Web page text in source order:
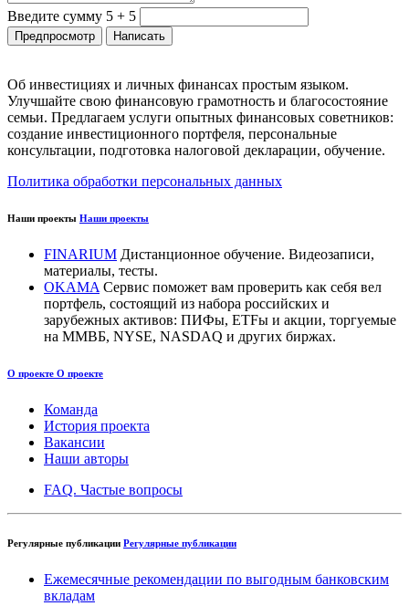
Введите сумму 5 + 5
Об инвестициях и личных финансах простым языком.
Улучшайте свою финансовую грамотность и благосостояние
семьи. Предлагаем услуги опытных финансовых советников:
создание инвестиционного портфеля, персональные
консультации, подготовка налоговой декларации, обучение.
Политика обработки персональных данных
Наши проекты Наши проекты
FINARIUM Дистанционное обучение. Видеозаписи,
материалы, тесты.
OKAMA Сервис поможет вам проверить как себя вел
портфель, состоящий из набора российских и
зарубежных активов: ПИФы, ETFы и акции, торгуемые
на ММВБ, NYSE, NASDAQ и других биржах.
О проекте О проекте
Команда
История проекта
Вакансии
Наши авторы
FAQ. Частые вопросы
Регулярные публикации Регулярные публикации
Ежемесячные рекомендации по выгодным банковским
вкладам